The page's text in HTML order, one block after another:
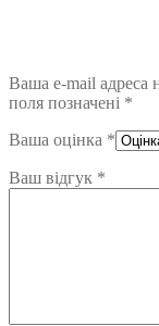
Ваша e-mail адреса
поля позначені *
Ваша оцінка *
Ваш відгук *